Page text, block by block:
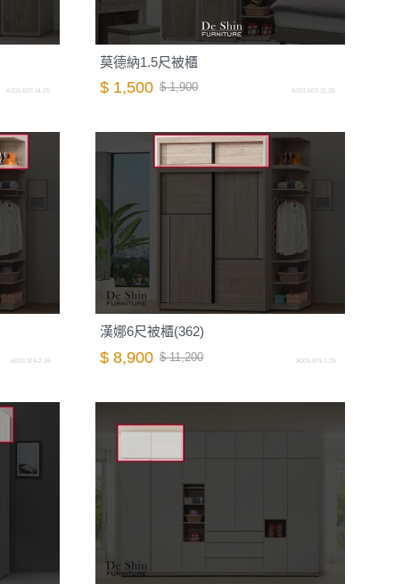
A003.607-14.25
莫德納1.5尺被櫃
$ 1,500 $ 1,900 A003.607-12.26
A003.574-2.26
漢娜6尺被櫃(362)
$ 8,900 $ 11,200 A003.574-1.25